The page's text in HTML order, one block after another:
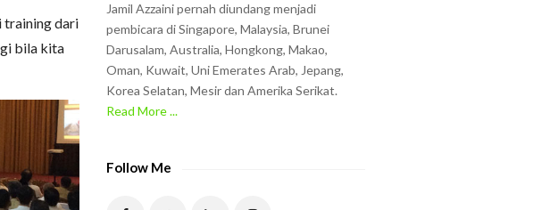
training dari
bila kita
Jamil Azzaini pernah diundang menjadi
pembicara di Singapore, Malaysia, Brunei
Darusalam, Australia, Hongkong, Makao,
Oman, Kuwait, Uni Emerates Arab, Jepang,
Korea Selatan, Mesir dan Amerika Serikat.
Read More ...
Follow Me